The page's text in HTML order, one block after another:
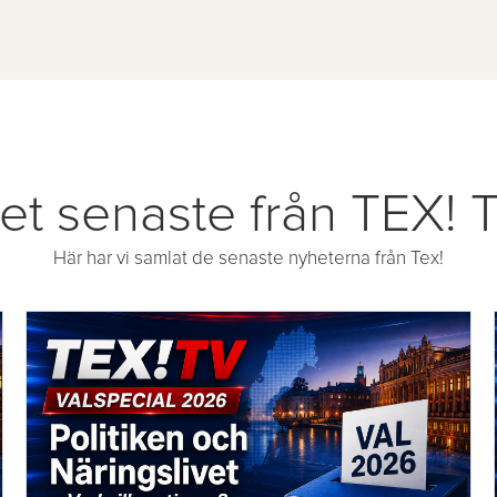
senaste från TEX!
Här har vi samlat de senaste nyheterna från Tex!